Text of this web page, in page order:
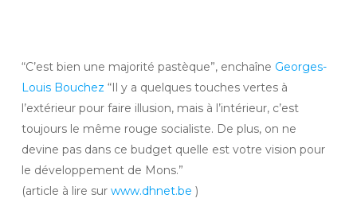
“C’est bien une majorité pastèque”, enchaîne Georges-
Louis Bouchez “Il y a quelques touches vertes à
l’extérieur pour faire illusion, mais à l’intérieur, c’est
toujours le même rouge socialiste. De plus, on ne
devine pas dans ce budget quelle est votre vision pour
le développement de Mons.”
(article à lire sur www.dhnet.be )